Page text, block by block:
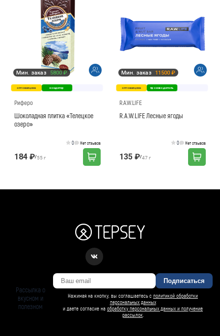
Мин. заказ 5800 ₽
оптовая цена кондитер
Риферо
Шоколадная плитка «Телецкое
озеро»
0 Нет отзывов
184 ₽/55 г
Мин. заказ 11500 ₽
оптовая цена производитель
R.A.W.LIFE
R.A.W.LIFE Лесные ягоды
0 Нет отзывов
135 ₽/47 г
Рассылка о
вкусном и
полезном
Подписаться
Нажимая на кнопку, вы соглашаетесь с политикой обработки
персональных данных
и даете согласие на обработку персональных данных и получение
рассылок